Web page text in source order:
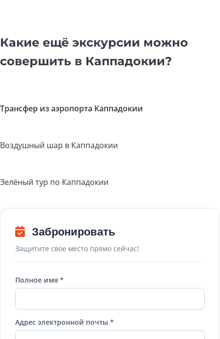
Какие ещё экскурсии можно
совершить в Каппадокии?
Трансфер из аэропорта Каппадокии
Воздушный шар в Каппадокии
Зелёный тур по Каппадокии
Забронировать
Защитите свое место прямо сейчас!
Полное имя *
Адрес электронной почты *